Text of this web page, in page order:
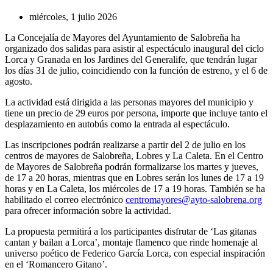
miércoles, 1 julio 2026
La Concejalía de Mayores del Ayuntamiento de Salobreña ha
organizado dos salidas para asistir al espectáculo inaugural del ciclo
Lorca y Granada en los Jardines del Generalife, que tendrán lugar
los días 31 de julio, coincidiendo con la función de estreno, y el 6 de
agosto.
La actividad está dirigida a las personas mayores del municipio y
tiene un precio de 29 euros por persona, importe que incluye tanto el
desplazamiento en autobús como la entrada al espectáculo.
Las inscripciones podrán realizarse a partir del 2 de julio en los
centros de mayores de Salobreña, Lobres y La Caleta. En el Centro
de Mayores de Salobreña podrán formalizarse los martes y jueves,
de 17 a 20 horas, mientras que en Lobres serán los lunes de 17 a 19
horas y en La Caleta, los miércoles de 17 a 19 horas. También se ha
habilitado el correo electrónico centromayores@ayto-salobrena.org
para ofrecer información sobre la actividad.
La propuesta permitirá a los participantes disfrutar de ‘Las gitanas
cantan y bailan a Lorca’, montaje flamenco que rinde homenaje al
universo poético de Federico García Lorca, con especial inspiración
en el ‘Romancero Gitano’.